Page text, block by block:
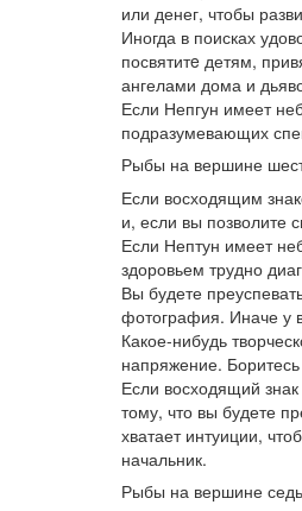
или денег, чтобы
Иногда в поисках
посвятитe детям,
ангелами дома и
Если Непгун имеет
подразумевающих
Рыбы на вершине
Если восходящим
и, если вы позволите
Если Нептун имеет
здоровьем трудно
Вы будете
фотография. Иначе у
Какое-нибудь
напряжение.
Если восходящий
тому, что вы будете
хватает интуиции,
начальник.
Рыбы на вершине